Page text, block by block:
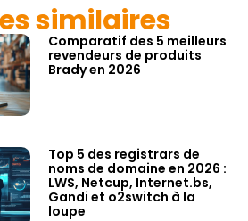
similaires
Comparatif des 5 meilleurs
revendeurs de produits
Brady en 2026
Top 5 des registrars de
noms de domaine en 2026 :
LWS, Netcup, Internet.bs,
Gandi et o2switch à la
loupe